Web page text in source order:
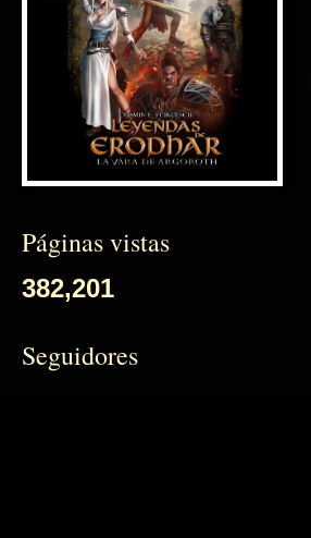
Páginas vistas
382,201
Seguidores